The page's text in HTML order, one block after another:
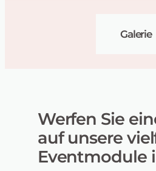
Galerie
Werfen Sie
auf unsere
Eventmodule